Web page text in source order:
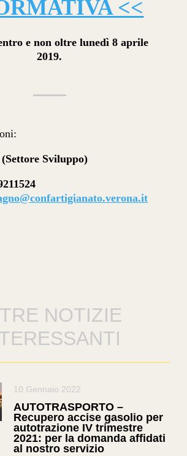
<<
e non oltre lunedì 8 aprile
2019.
Sviluppo)
NOTIZIE
10 Gennaio 2022
AUTOTRASPORTO –
Recupero accise gasolio per
autotrazione IV trimestre
2021: per la domanda affidati
al nostro servizio